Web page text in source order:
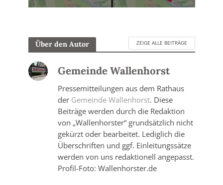
Über den Autor ZEIGE ALLE BEITRÄGE
Gemeinde Wallenhorst
Pressemitteilungen aus dem Rathaus
der Gemeinde Wallenhorst. Diese
Beiträge werden durch die Redaktion
von „Wallenhorster“ grundsätzlich nicht
gekürzt oder bearbeitet. Lediglich die
Überschriften und ggf. Einleitungssätze
werden von uns redaktionell angepasst.
Profil-Foto: Wallenhorster.de